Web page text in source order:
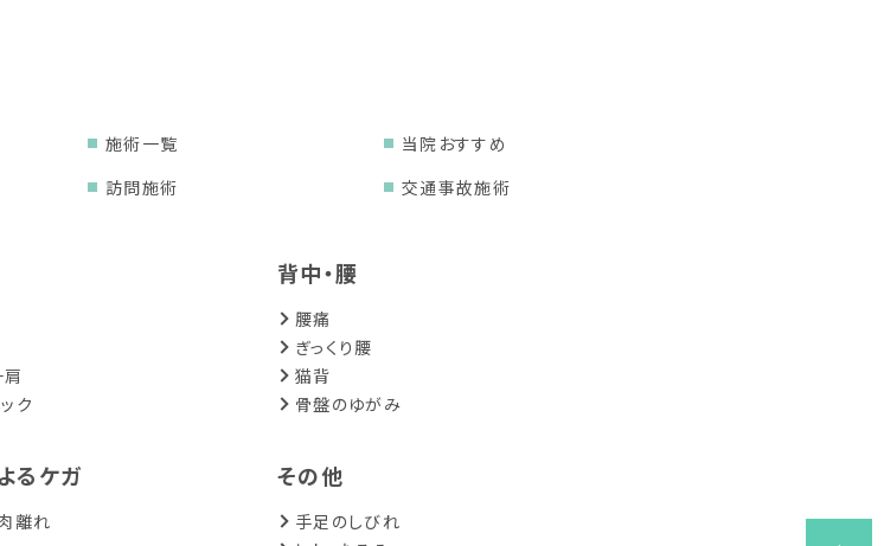
施術一覧
当院おすすめ
訪問施術 交通事故施術
ク
背中・腰
腰痛
ぎっくり腰
猫背
骨盤のゆがみ
るケガ
離れ
その他
手足のしびれ